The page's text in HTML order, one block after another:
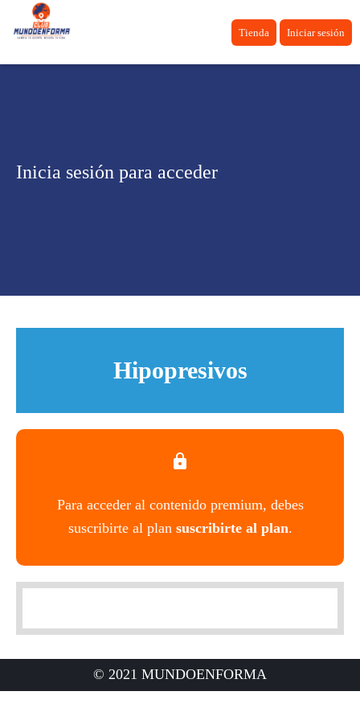
Tienda Iniciar sesión
Inicia sesión para acceder
Hipopresivos
Para acceder al contenido premium, debes
suscribirte al plan suscribirte al plan.
© 2021 MUNDOENFORMA